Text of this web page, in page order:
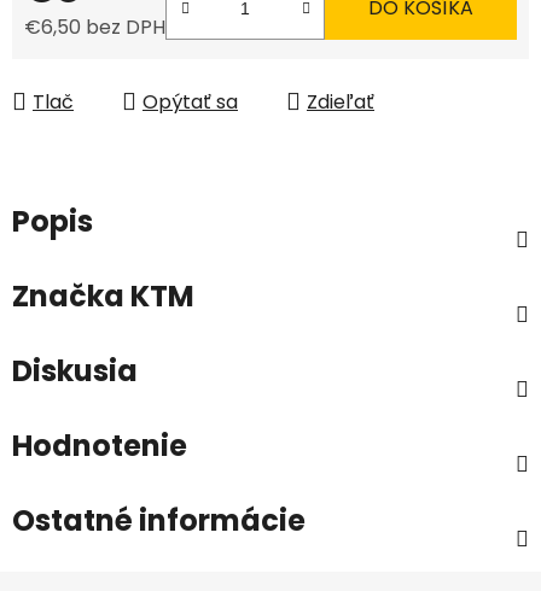
€6,50 bez DPH
DO KOŠÍKA
Tlač Opýtať sa Zdieľať
Popis
Značka KTM
Diskusia
Hodnotenie
Ostatné informácie